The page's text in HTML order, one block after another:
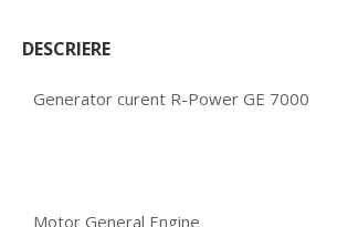
DESCRIERE
Generator curent R-Power GE 7000
Motor General Engine